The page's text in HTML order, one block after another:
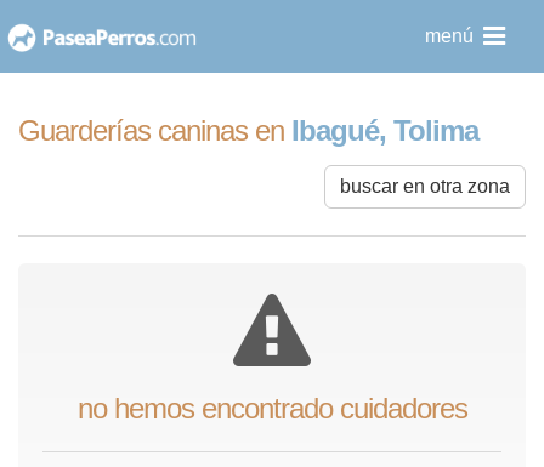
al
menú
Guarderías caninas en Ibagué, Tolima
buscar en otra zona
no hemos encontrado cuidadores